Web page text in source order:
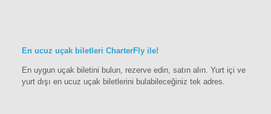
En ucuz uçak biletleri CharterFly ile!
En uygun uçak biletini bulun, rezerve edin, satın alın. Yurt içi ve
yurt dışı en ucuz uçak biletlerini bulabileceğiniz tek adres.